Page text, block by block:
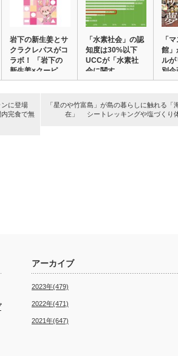
岩下の新生姜とサ
クラクレパスがコ
ラボ！ 「岩下の
新生姜×クーピ
ー…
「水素社会」の認
知度は30%以下
UCCが「水素社
会に関す…
「
館」
ル
別企
と…
ンに登場
内完食で無
「星のや竹富島」が島の暮らしに触れる「
在」 シートレッキングや塩づくり
アーカイブ
2023年(479)
2022年(471)
2021年(647)